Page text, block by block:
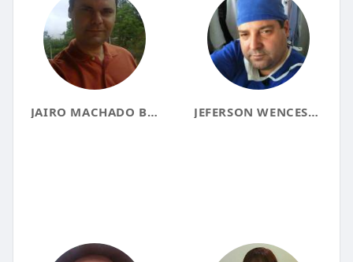
JAIRO MACHADO BACCIN JEFERSON WENCESLAU